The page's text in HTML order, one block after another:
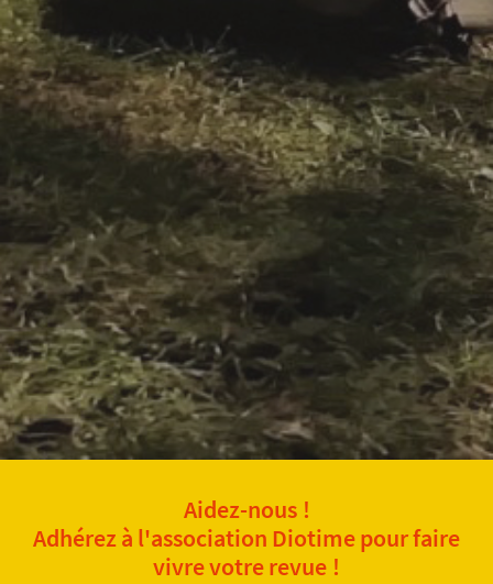
Aidez-nous !
Adhérez à l'association Diotime pour faire
vivre votre revue !